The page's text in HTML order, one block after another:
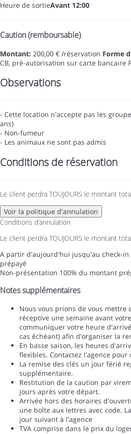
Heure de sortieAvant 12:00
Caution (remboursable)
Montant: 200,00 € /réservation Forme
CB, pré-autorisation sur carte bancaire
Observations
- Cette location n'accepte pas les
ans)
- Non-fumeur
- Les animaux ne sont pas admis
Conditions de réservation
Le client perdra TOUJOURS le montant
Voir la politique d'annulation
Conditions d’annulation
Le client perdra TOUJOURS le montant
A partir d'aujourd'hui jusqu'au check-in
prépayé
Non-présentation 100% du montant
Notes supplémentaires
Nous vous prions de vous mettre
réceptive une semaine avant
communiquer votre heure
cas échéant) afin d'organiser la
En basse saison, les heures
flexibles. Contactez l'agence
La remise des clés un jour férié
supplémentaire.
Restitution de la caution par
jours après votre départ.
Arrivée hors des horaires
une boîte aux lettres avec code.
jour suivant à l'agence
TVA comprise dans le prix du